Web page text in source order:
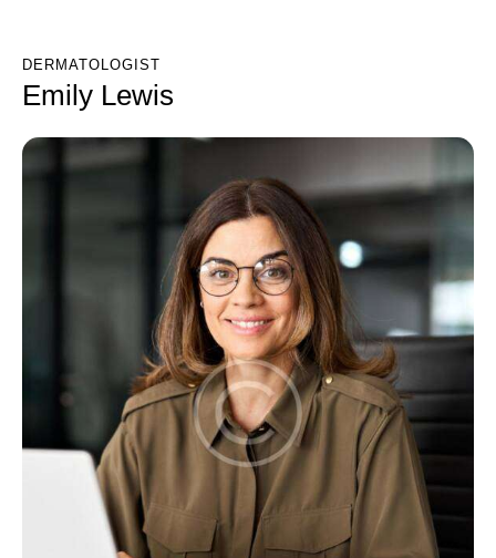
DERMATOLOGIST
Emily Lewis